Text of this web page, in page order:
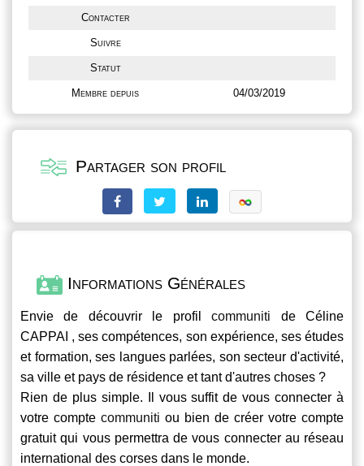
Contacter
Suivre
Statut
Membre depuis 04/03/2019
Partager son profil
Informations Générales
Envie de découvrir le profilcommuniti de Céline
CAPPAI , ses compétences, son expérience, ses études
et formation, ses langues parlées, son secteur d'activité,
sa ville et pays de résidence et tant d'autres choses ?
Rien de plus simple. Il vous suffit de vous connecter à
votre compte communiti ou bien de créer votre compte
gratuit qui vous permettra de vous connecter au réseau
international des corses dans le monde.